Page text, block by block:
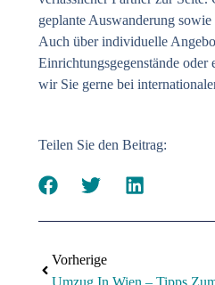
geplante Auswanderung
Auch über individuelle
Einrichtungsgegenstände
wir Sie gerne bei
Teilen Sie den Beitrag:
Vorherige